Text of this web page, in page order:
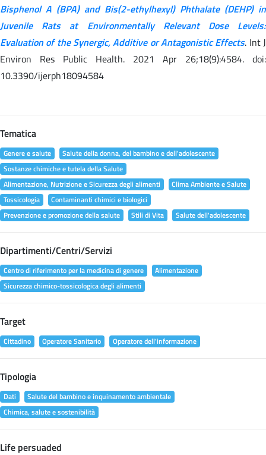
Bisphenol A (BPA) and Bis(2-ethylhexyl) Phthalate (DEHP) in
Juvenile Rats at Environmentally Relevant Dose Levels:
Evaluation of the Synergic, Additive or Antagonistic Effects. Int J
Environ Res Public Health. 2021 Apr 26;18(9):4584. doi:
10.3390/ijerph18094584
Tematica
Genere e salute
Salute della donna, del bambino e dell'adolescente
Sostanze chimiche e tutela della Salute
Alimentazione, Nutrizione e Sicurezza degli alimenti
Clima Ambiente e Salute
Tossicologia
Contaminanti chimici e biologici
Prevenzione e promozione della salute
Stili di Vita Salute dell'adolescente
Dipartimenti/Centri/Servizi
Centro di riferimento per la medicina di genere
Alimentazione
Sicurezza chimico-tossicologica degli alimenti
Target
Cittadino Operatore Sanitario Operatore dell'informazione
Tipologia
Dati
Salute del bambino e inquinamento ambientale
Chimica, salute e sostenibilità
Life persuaded